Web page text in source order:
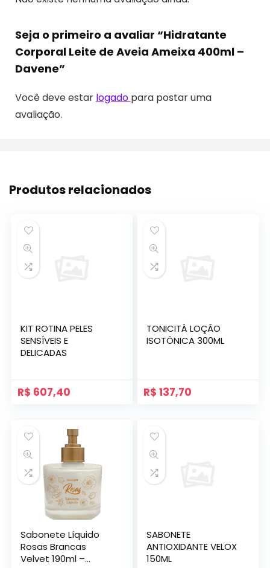
Seja o primeiro a avaliar “Hidratante
Corporal Leite de Aveia Ameixa 400ml –
Davene”
Você deve estar logado para postar uma
avaliação.
Produtos relacionados
KIT ROTINA PELES
SENSÍVEIS E
DELICADAS
R$ 607,40
TONICITÁ LOÇÃO
ISOTÔNICA 300ML
R$ 137,70
Sabonete Líquido
Rosas Brancas
Velvet 190ml –
SABONETE
ANTIOXIDANTE VELOX
150ML